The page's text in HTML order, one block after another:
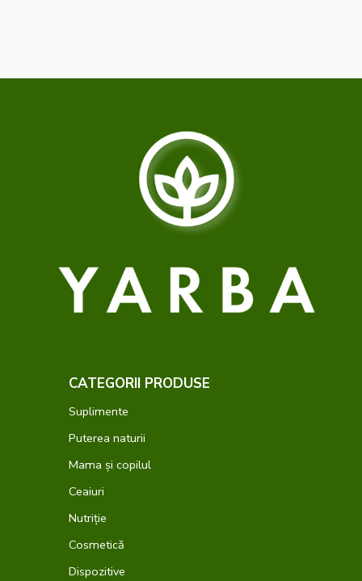
CATEGORII PRODUSE
Suplimente
Puterea naturii
Mama și copilul
Ceaiuri
Nutriție
Cosmetică
Dispozitive